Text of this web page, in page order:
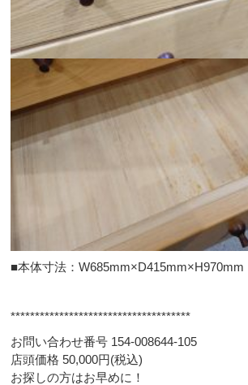
■本体寸法：W685mm×D415mm×H970mm
*************************************
お問い合わせ番号 154-008644-105
店頭価格 50,000円(税込)
お探しの方はお早めに！